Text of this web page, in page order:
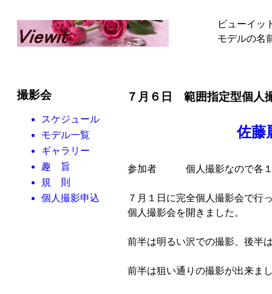
ビューイッ
モデルの名
撮影会
スケジュール
モデル一覧
ギャラリー
趣 旨
規 則
個人撮影申込
７月６日 範囲指定型
佐藤
参加者 個人撮影なので各
７月１日に完全個人撮影会で行
個人撮影会を開きました。
前半は明るい沢での撮影、後半
前半は狙い通りの撮影が出来ま